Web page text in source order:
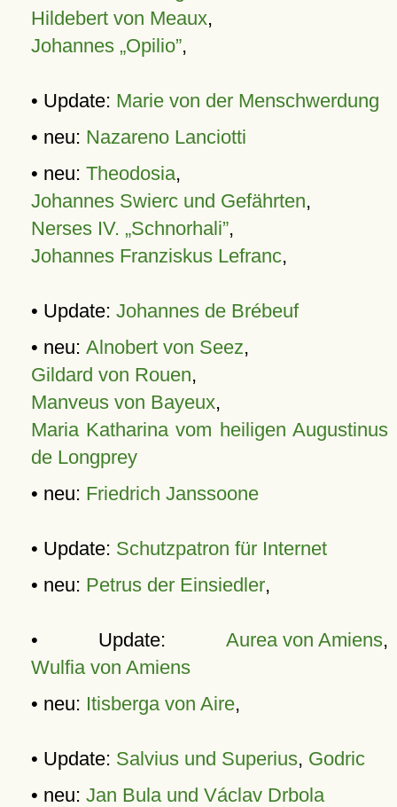
Hildebert von Meaux,
Johannes „Opilio”,
• Update: Marie von der Menschwerdung
• neu: Nazareno Lanciotti
• neu: Theodosia,
Johannes Swierc und Gefährten,
Nerses IV. „Schnorhali”,
Johannes Franziskus Lefranc,
• Update: Johannes de Brébeuf
• neu: Alnobert von Seez,
Gildard von Rouen,
Manveus von Bayeux,
Maria Katharina vom heiligen Augustinus
de Longprey
• neu: Friedrich Janssoone
• Update: Schutzpatron für Internet
• neu: Petrus der Einsiedler,
• Update: Aurea von Amiens,
Wulfia von Amiens
• neu: Itisberga von Aire,
• Update: Salvius und Superius, Godric
• neu: Jan Bula und Václav Drbola